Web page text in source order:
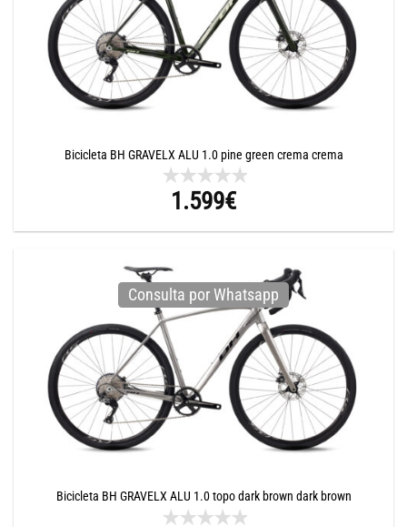
Bicicleta BH GRAVELX ALU 1.0 pine green crema crema
1.599€
Consulta por Whatsapp
Bicicleta BH GRAVELX ALU 1.0 topo dark brown dark brown